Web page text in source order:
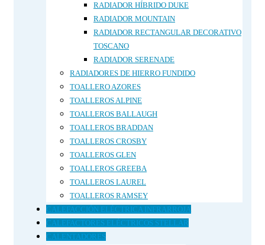
RADIADOR HÍBRIDO DUKE
RADIADOR MOUNTAIN
RADIADOR RECTANGULAR DECORATIVO
TOSCANO
RADIADOR SERENADE
RADIADORES DE HIERRO FUNDIDO
TOALLERO AZORES
TOALLEROS ALPINE
TOALLEROS BALLAUGH
TOALLEROS BRADDAN
TOALLEROS CROSBY
TOALLEROS GLEN
TOALLEROS GREEBA
TOALLEROS LAUREL
TOALLEROS RAMSEY
CALEFACCIÓN ELÉCTRICA INFRARROJA
CALEFACTORES ELÉCTRICOS STELLAR
CALENTADORES